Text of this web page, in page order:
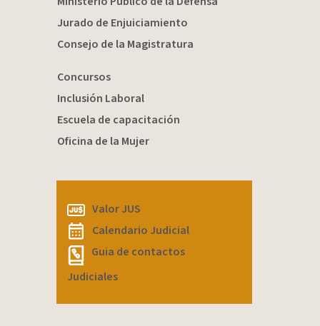
Jurado de Enjuiciamiento
Consejo de la Magistratura
Concursos
Inclusión Laboral
Escuela de capacitación
Oficina de la Mujer
Valor JUS
Calendario Judicial
Guia de contactos
Judiciales